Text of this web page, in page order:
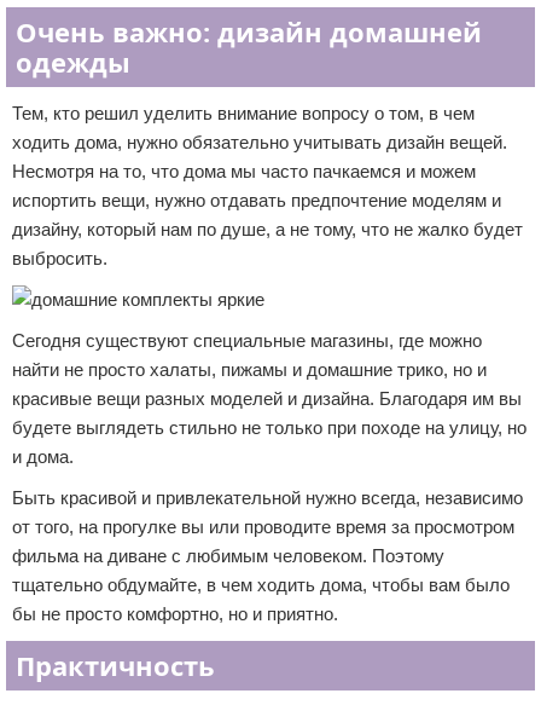
Очень важно: дизайн домашней
одежды
Тем, кто решил уделить внимание вопросу о том, в чем
ходить дома, нужно обязательно учитывать дизайн вещей.
Несмотря на то, что дома мы часто пачкаемся и можем
испортить вещи, нужно отдавать предпочтение моделям и
дизайну, который нам по душе, а не тому, что не жалко будет
выбросить.
Сегодня существуют специальные магазины, где можно
найти не просто халаты, пижамы и домашние трико, но и
красивые вещи разных моделей и дизайна. Благодаря им вы
будете выглядеть стильно не только при походе на улицу, но
и дома.
Быть красивой и привлекательной нужно всегда, независимо
от того, на прогулке вы или проводите время за просмотром
фильма на диване с любимым человеком. Поэтому
тщательно обдумайте, в чем ходить дома, чтобы вам было
бы не просто комфортно, но и приятно.
Практичность